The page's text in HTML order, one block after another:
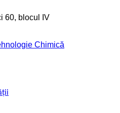
60, blocul IV